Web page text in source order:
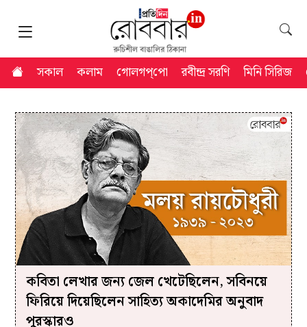
সকাল কলাম গোলগপ্‌পো রবীন্দ্র সরণি মিনি সিরিজ
কবিতা লেখার জন্য জেল খেটেছিলেন, সবিনয়ে
ফিরিয়ে দিয়েছিলেন সাহিত্য অকাদেমির অনুবাদ
পুরস্কারও